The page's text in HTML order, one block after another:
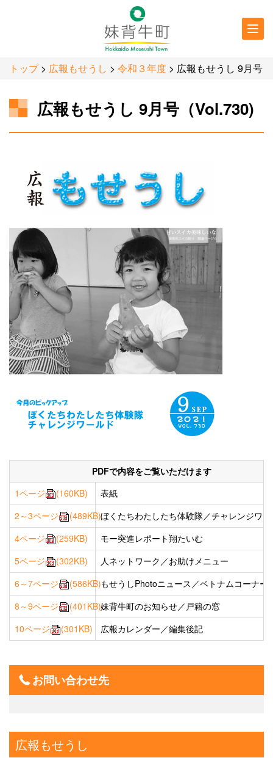
トップ> 広報もせうし > 令和３年度 > 広報もせうし 9月号
広報もせうし 9月号（Vol.730)
PDFで内容をご覧いただけます
1ページ
(160KB)
表紙
2～3ページ
(489KB)ぼくたちわたしたち体験隊／チャレンジワ
4ページ
(259KB)
モー突進レポート翔たいむ
5ページ
(302KB)
人ネットワーク／お助けメニュー
6～7ページ
(586KB)もせうしPhotoニュース／ベトナムコーナー
8～9ページ
(401KB)妹背牛町のお知らせ／戸籍の窓
10ページ
(301KB) 広報カレンダー／編集後記
お問い合わせ先
広報もせうし